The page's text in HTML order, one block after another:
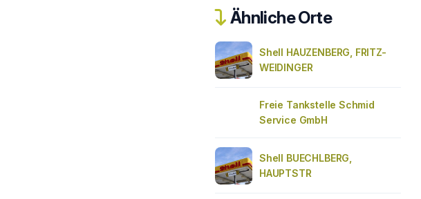
Ähnliche Orte
Shell HAUZENBERG, FRITZ-
WEIDINGER
Freie Tankstelle Schmid
Service GmbH
Shell BUECHLBERG,
HAUPTSTR